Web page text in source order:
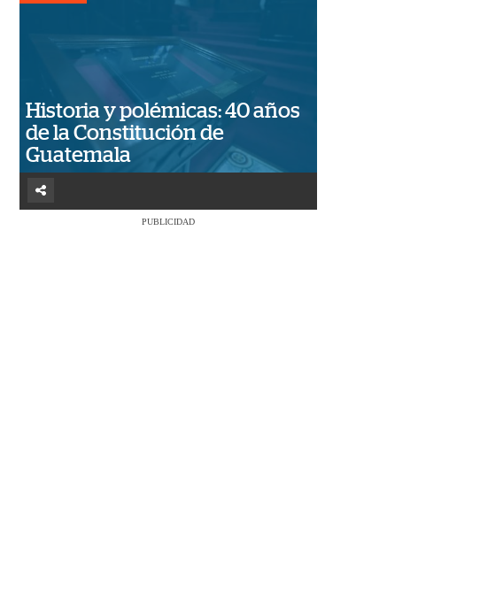
Historia y polémicas: 40 años
de la Constitución de
Guatemala
PUBLICIDAD